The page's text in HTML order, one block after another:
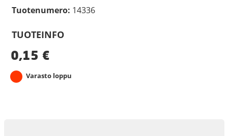
Tuotenumero: 14336
TUOTEINFO
0,15 €
Varasto loppu